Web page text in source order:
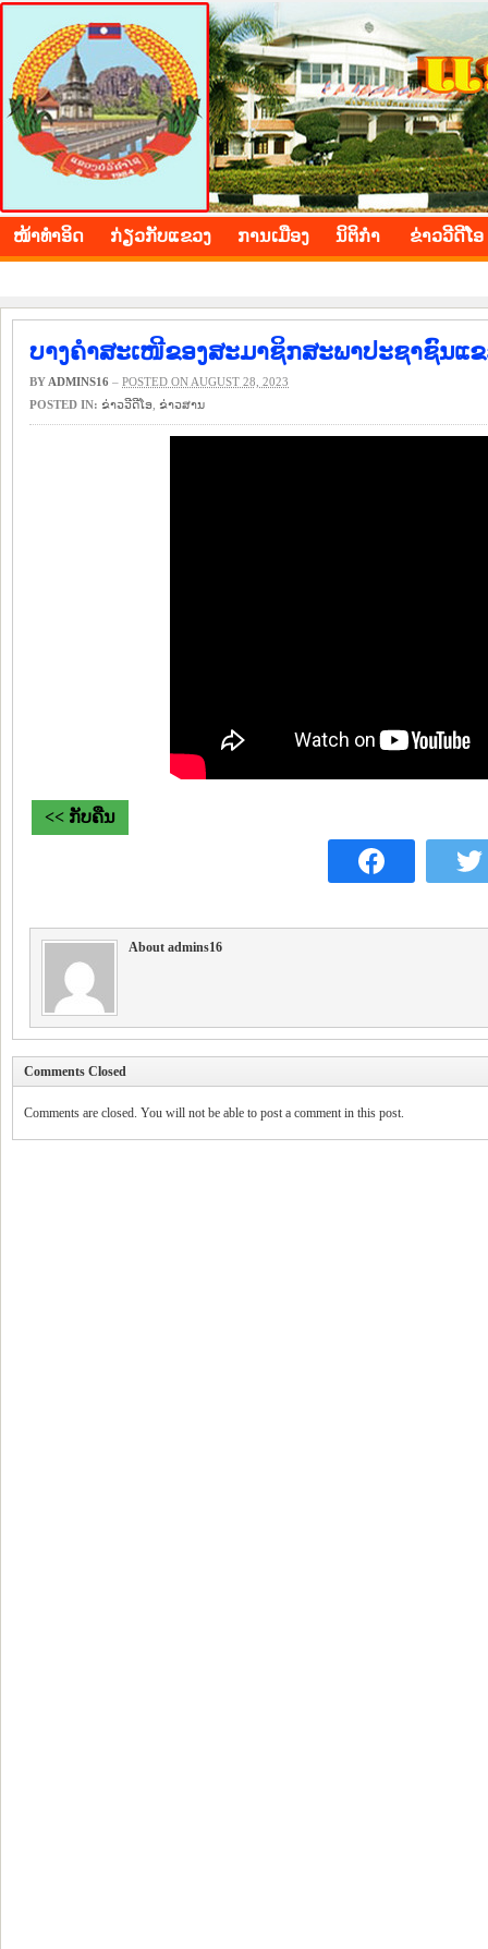
BOLIKHAMXAY PROVINCE
ໜ້າ​ທຳ​ອິດ ​ກ່ຽວ​ກັບ​ແຂວງ ​ການ​ເມືອງ ນິ​ຕິ​ກຳ ຂ່າວ​ວີ​ດີ​ໂອ
ບາງຄຳສະເໜີຂອງສະມາຊິກສະພາປະຊາຊົນແ
BY ADMINS16 – POSTED ON AUGUST 28, 2023
POSTED IN: ຂ່າວ​ວີ​ດີ​ໂອ ​ຂ່າວ​ສານ
<< ກັບຄືນ
About admins16
Comments Closed
Comments are closed. You will not be able to post a comment in this post.